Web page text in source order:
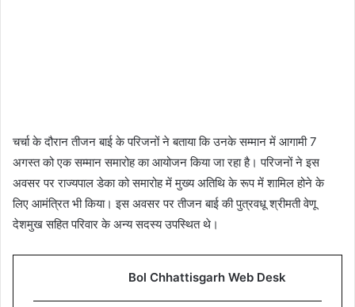
चर्चा के दौरान तीजन बाई के परिजनों ने बताया कि उनके सम्मान में आगामी 7
अगस्त को एक सम्मान समारोह का आयोजन किया जा रहा है। परिजनों ने इस
अवसर पर राज्यपाल डेका को समारोह में मुख्य अतिथि के रूप में शामिल होने के
लिए आमंत्रित भी किया। इस अवसर पर तीजन बाई की पुत्रवधू श्रीमती वेणू
देशमुख सहित परिवार के अन्य सदस्य उपस्थित थे।
Bol Chhattisgarh Web Desk